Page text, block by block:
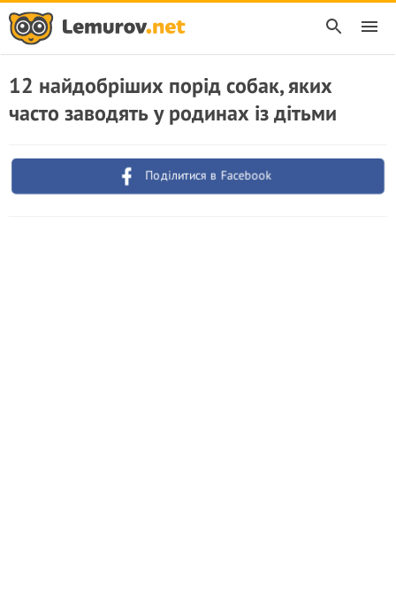
12 найдобріших порід собак, яких
часто заводять у родинах із дітьми
Поділитися в Facebook